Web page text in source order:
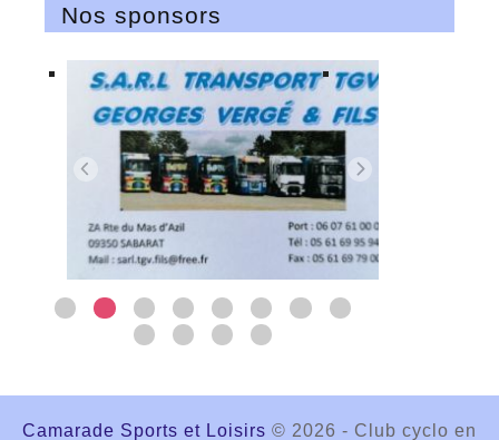
Nos sponsors
Camarade Sports et Loisirs © 2026 - Club cyclo en